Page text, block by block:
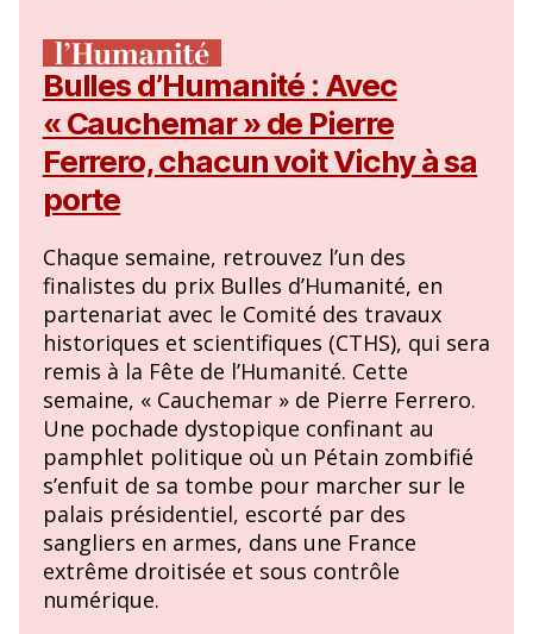
Bulles d’Humanité : Avec
« Cauchemar » de Pierre
Ferrero, chacun voit Vichy à sa
porte
Chaque semaine, retrouvez l’un des
finalistes du prix Bulles d’Humanité, en
partenariat avec le Comité des travaux
historiques et scientifiques (CTHS), qui sera
remis à la Fête de l’Humanité. Cette
semaine, « Cauchemar » de Pierre Ferrero.
Une pochade dystopique confinant au
pamphlet politique où un Pétain zombifié
s’enfuit de sa tombe pour marcher sur le
palais présidentiel, escorté par des
sangliers en armes, dans une France
extrême droitisée et sous contrôle
numérique.